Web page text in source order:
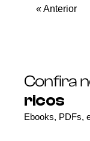
« Anterior
Confira
ricos
Ebooks, PDFs,